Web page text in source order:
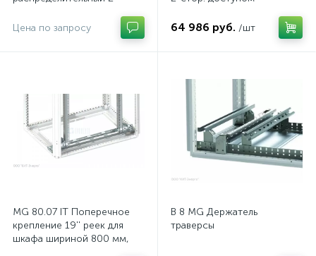
стали, с перемычкой
Цена по запросу 64 986 руб. /шт
MG 80.07 IT Поперечное
крепление 19'' реек для
шкафа шириной 800 мм,
B 8 MG Держатель
траверсы